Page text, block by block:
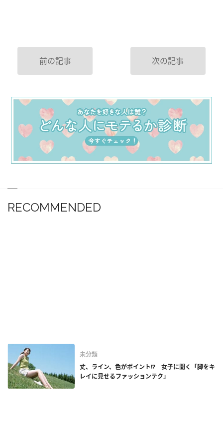
前の記事 次の記事
RECOMMENDED
未分類
丈、ライン、色がポイント!? 女子に聞く「脚をキ
レイに見せるファッションテク」